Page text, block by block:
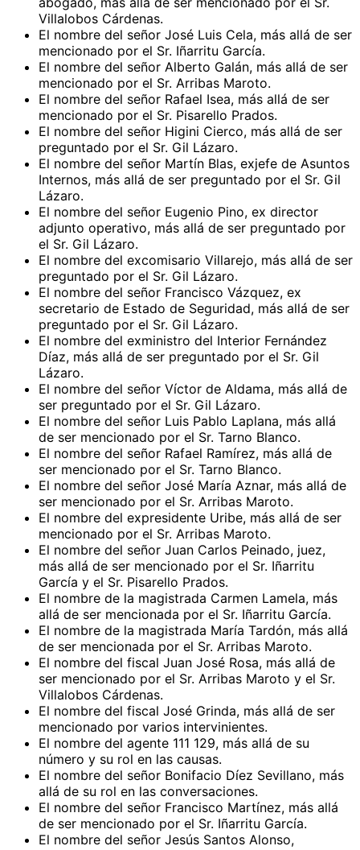
Villalobos Cárdenas.
El nombre del señor José Luis Cela, más allá de ser
mencionado por el Sr. Iñarritu García.
El nombre del señor Alberto Galán, más allá de ser
mencionado por el Sr. Arribas Maroto.
El nombre del señor Rafael Isea, más allá de ser
mencionado por el Sr. Pisarello Prados.
El nombre del señor Higini Cierco, más allá de ser
preguntado por el Sr. Gil Lázaro.
El nombre del señor Martín Blas, exjefe de Asuntos
Internos, más allá de ser preguntado por el Sr. Gil
Lázaro.
El nombre del señor Eugenio Pino, ex director
adjunto operativo, más allá de ser preguntado por
el Sr. Gil Lázaro.
El nombre del excomisario Villarejo, más allá de ser
preguntado por el Sr. Gil Lázaro.
El nombre del señor Francisco Vázquez, ex
secretario de Estado de Seguridad, más allá de ser
preguntado por el Sr. Gil Lázaro.
El nombre del exministro del Interior Fernández
Díaz, más allá de ser preguntado por el Sr. Gil
Lázaro.
El nombre del señor Víctor de Aldama, más allá de
ser preguntado por el Sr. Gil Lázaro.
El nombre del señor Luis Pablo Laplana, más allá
de ser mencionado por el Sr. Tarno Blanco.
El nombre del señor Rafael Ramírez, más allá de
ser mencionado por el Sr. Tarno Blanco.
El nombre del señor José María Aznar, más allá de
ser mencionado por el Sr. Arribas Maroto.
El nombre del expresidente Uribe, más allá de ser
mencionado por el Sr. Arribas Maroto.
El nombre del señor Juan Carlos Peinado, juez,
más allá de ser mencionado por el Sr. Iñarritu
García y el Sr. Pisarello Prados.
El nombre de la magistrada Carmen Lamela, más
allá de ser mencionada por el Sr. Iñarritu García.
El nombre de la magistrada María Tardón, más allá
de ser mencionada por el Sr. Arribas Maroto.
El nombre del fiscal Juan José Rosa, más allá de
ser mencionado por el Sr. Arribas Maroto y el Sr.
Villalobos Cárdenas.
El nombre del fiscal José Grinda, más allá de ser
mencionado por varios intervinientes.
El nombre del agente 111 129, más allá de su
número y su rol en las causas.
El nombre del señor Bonifacio Díez Sevillano, más
allá de su rol en las conversaciones.
El nombre del señor Francisco Martínez, más allá
de ser mencionado por el Sr. Iñarritu García.
El nombre del señor Jesús Santos Alonso,